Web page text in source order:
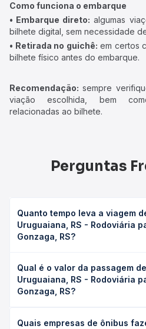
Como funciona o embarque
• Embarque direto: algumas
bilhete digital, sem necessidade
• Retirada no guichê: em certos
bilhete físico antes do embarque.
Recomendação: sempre
viação escolhida, bem
relacionadas ao bilhete.
Perguntas
Quanto tempo leva a viagem
Uruguaiana, RS - Rodoviária
Gonzaga, RS?
São Luiz Gonzaga, RS leva em
variar conforme a viação, o tipo
executivo ou leito) e as
Qual é o valor da passagem
Uruguaiana, RS - Rodoviária
Gonzaga, RS?
Rodoviária para São Luiz
Quais empresas de ônibus